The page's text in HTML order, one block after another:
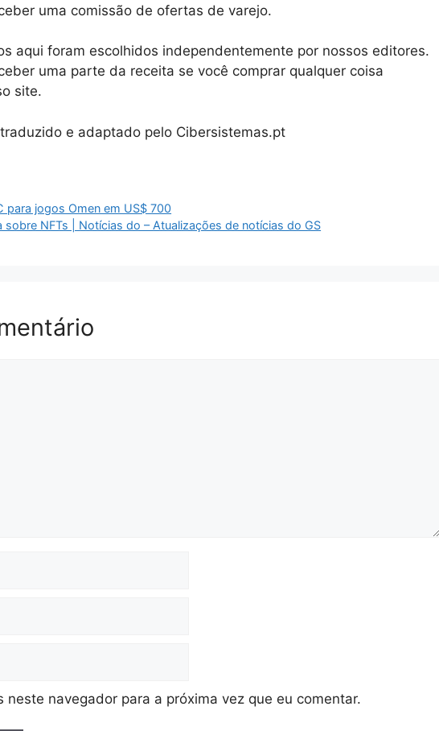
uma comissão de ofertas de varejo.
aqui foram escolhidos independentemente por nossos editores.
uma parte da receita se você comprar qualquer coisa
site.
e adaptado pelo Cibersistemas.pt
para jogos Omen em US$ 700
sobre NFTs | Notícias do – Atualizações de notícias do GS
neste navegador para a próxima vez que eu comentar.